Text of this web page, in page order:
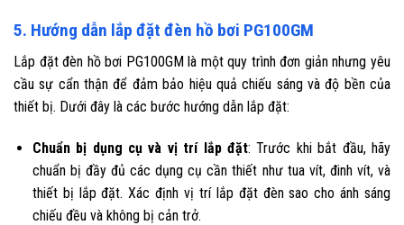
5. Hướng dẫn lắp đặt đèn hồ bơi PG100GM
Lắp đặt đèn hồ bơi PG100GM là một quy trình đơn giản nhưng yêu
cầu sự cẩn thận để đảm bảo hiệu quả chiếu sáng và độ bền của
thiết bị. Dưới đây là các bước hướng dẫn lắp đặt:
Chuẩn bị dụng cụ và vị trí lắp đặt: Trước khi bắt đầu, hãy
chuẩn bị đầy đủ các dụng cụ cần thiết như tua vít, đinh vít, và
thiết bị lắp đặt. Xác định vị trí lắp đặt đèn sao cho ánh sáng
chiếu đều và không bị cản trở.